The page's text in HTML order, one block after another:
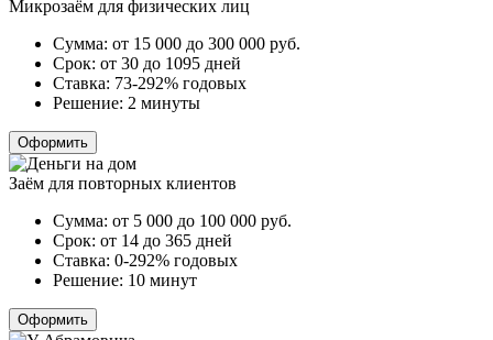
Микрозаём для физических лиц
Сумма: от 15 000 до 300 000 руб.
Срок: от 30 до 1095 дней
Ставка: 73-292% годовых
Решение: 2 минуты
Оформить
Заём для повторных клиентов
Сумма: от 5 000 до 100 000 руб.
Срок: от 14 до 365 дней
Ставка: 0-292% годовых
Решение: 10 минут
Оформить